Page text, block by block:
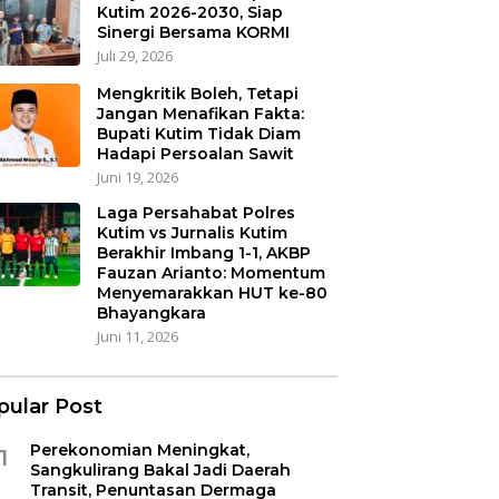
Kutim 2026-2030, Siap
Sinergi Bersama KORMI
Juli 29, 2026
Mengkritik Boleh, Tetapi
Jangan Menafikan Fakta:
Bupati Kutim Tidak Diam
Hadapi Persoalan Sawit
Juni 19, 2026
Laga Persahabat Polres
Kutim vs Jurnalis Kutim
Berakhir Imbang 1-1, AKBP
Fauzan Arianto: Momentum
Menyemarakkan HUT ke-80
Bhayangkara
Juni 11, 2026
Post
Perekonomian Meningkat,
Sangkulirang Bakal Jadi Daerah
Transit, Penuntasan Dermaga